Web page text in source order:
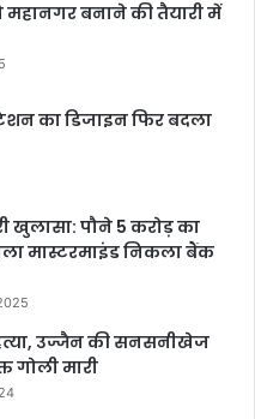
महानगर बनाने की तैयारी में
का डिजाइन फिर बदला
खुलासा: पौने 5 करोड़ का
मास्टरमाइंड निकला बैंक
हत्या, उज्जैन की सनसनीखेज
गोली मारी